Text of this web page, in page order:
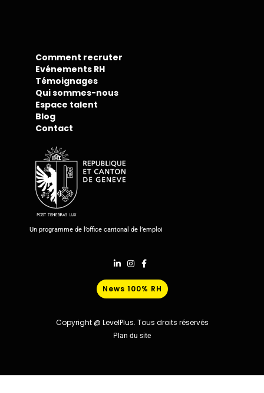
Comment recruter
Evénements RH
Témoignages
Qui sommes-nous
Espace talent
Blog
Contact
Un programme de l’office cantonal de l’emploi
News 100% RH
Copyright @ LevelPlus. Tous droits réservés
Plan du site